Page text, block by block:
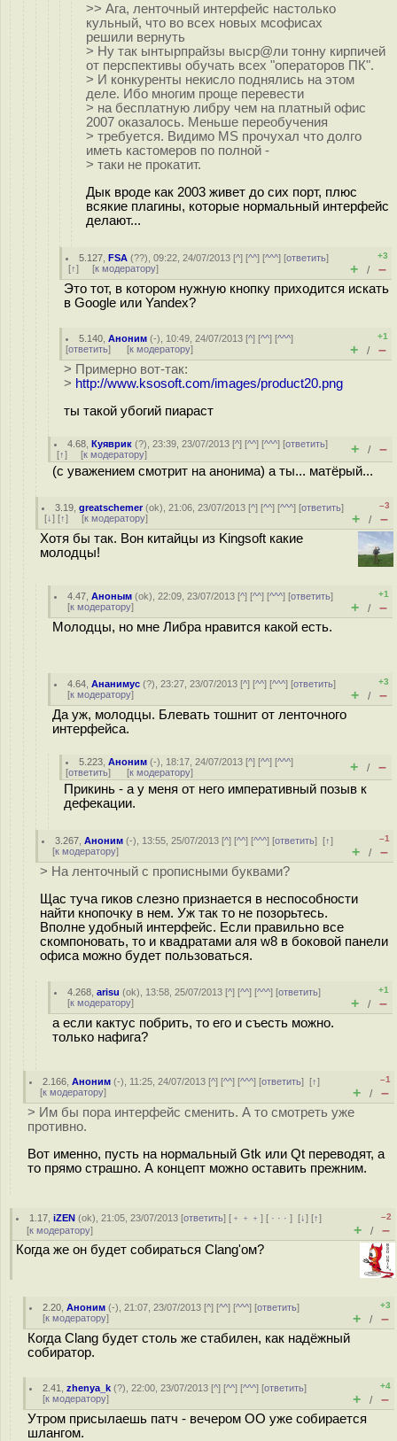
>> Ага, ленточный интерфейс настолько
кульный, что во всех новых мсофисах
решили вернуть
> Ну так ынтырпрайзы выср@ли тонну кирпичей
от перспективы обучать всех "операторов ПК".
> И конкуренты некисло поднялись на этом
деле. Ибо многим проще перевести
> на бесплатную либру чем на платный офис
2007 оказалось. Меньше переобучения
> требуется. Видимо MS прочухал что долго
иметь кастомеров по полной -
> таки не прокатит.
Дык вроде как 2003 живет до сих порт, плюс
всякие плагины, которые нормальный интерфейс
делают...
5.127 ,FSA (??), 09:22, 24/07/2013 [^] [^^] [^^^] [ответить]
[↑] [к модератору]
+3
+ / –
Это тот, в котором нужную кнопку приходится искать
в Google или Yandex?
5.140 ,Аноним (-), 10:49, 24/07/2013 [^] [^^] [^^^]
[ответить] [к модератору]
+1
+ / –
> Примерно вот-так:
> http://www.ksosoft.com/images/product20.png
ты такой убогий пиараст
4.68 ,Куяврик (?), 23:39, 23/07/2013 [^] [^^] [^^^] [ответить]
[↑] [к модератору] + / –
(с уважением смотрит на анонима) а ты... матёрый...
3.19 ,greatschemer(ok), 21:06, 23/07/2013 [^] [^^] [^^^] [ответить]
[↓] [↑] [к модератору]
–3
+ / –
Хотя бы так. Вон китайцы из Kingsoft какие
молодцы!
4.47 ,Аноным (ok), 22:09, 23/07/2013 [^] [^^] [^^^] [ответить]
[к модератору]
+1
+ / –
Молодцы, но мне Либра нравится какой есть.
4.64 ,Ананимус (?), 23:27, 23/07/2013 [^] [^^] [^^^] [ответить]
[к модератору]
+3
+ / –
Да уж, молодцы. Блевать тошнит от ленточного
интерфейса.
5.223 ,Аноним (-), 18:17, 24/07/2013 [^] [^^] [^^^]
[ответить] [к модератору] + / –
Прикинь - а у меня от него императивный позыв к
дефекации.
3.267 ,Аноним (-), 13:55, 25/07/2013 [^] [^^] [^^^] [ответить][↑]
[к модератору]
–1
+ / –
> На ленточный с прописными буквами?
Щас туча гиков слезно признается в неспособности
найти кнопочку в нем. Уж так то не позорьтесь.
Вполне удобный интерфейс. Если правильно все
скомпоновать, то и квадратами аля w8 в боковой панели
офиса можно будет пользоваться.
4.268 ,arisu (ok), 13:58, 25/07/2013 [^] [^^] [^^^] [ответить]
[к модератору]
+1
+ / –
а если кактус побрить, то его и съесть можно.
только нафига?
2.166 ,Аноним (-), 11:25, 24/07/2013 [^] [^^] [^^^] [ответить][↑]
[к модератору]
–1
+ / –
> Им бы пора интерфейс сменить. А то смотреть уже
противно.
Вот именно, пусть на нормальный Gtk или Qt переводят, а
то прямо страшно. А концепт можно оставить прежним.
1.17 ,iZEN (ok), 21:05, 23/07/2013 [ответить] [ ﹢﹢﹢] [ · · ·][↓] [↑]
[к модератору]
–2
+ / –
Когда же он будет собираться Clang'ом?
2.20 ,Аноним (-), 21:07, 23/07/2013 [^] [^^] [^^^] [ответить]
[к модератору]
+3
+ / –
Когда Clang будет столь же стабилен, как надёжный
собиратор.
2.41 ,zhenya_k (?), 22:00, 23/07/2013 [^] [^^] [^^^] [ответить]
[к модератору]
+4
+ / –
Утром присылаешь патч - вечером ОО уже собирается
шлангом.